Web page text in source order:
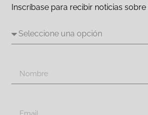
Inscríbase para recibir noticias sobre